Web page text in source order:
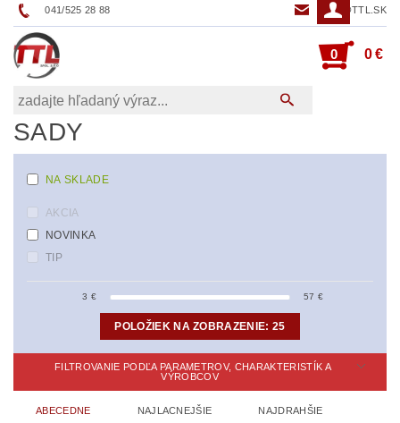
041/525 28 88 TTL@TTL.SK
0 0 €
SADY
NA SKLADE
AKCIA
NOVINKA
TIP
3 € 57 €
POLOŽIEK NA ZOBRAZENIE:25
FILTROVANIE PODĽA PARAMETROV, CHARAKTERISTÍK A
VÝROBCOV
ABECEDNE NAJLACNEJŠIE NAJDRAHŠIE